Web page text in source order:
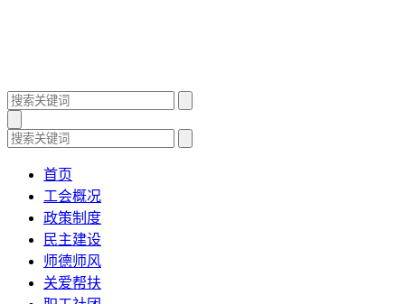
首页
工会概况
政策制度
民主建设
师德师风
关爱帮扶